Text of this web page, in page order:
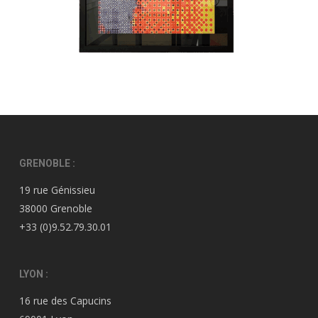
GRENOBLE :
19 rue Génissieu
38000 Grenoble
+33 (0)9.52.79.30.01
LYON :
16 rue des Capucins